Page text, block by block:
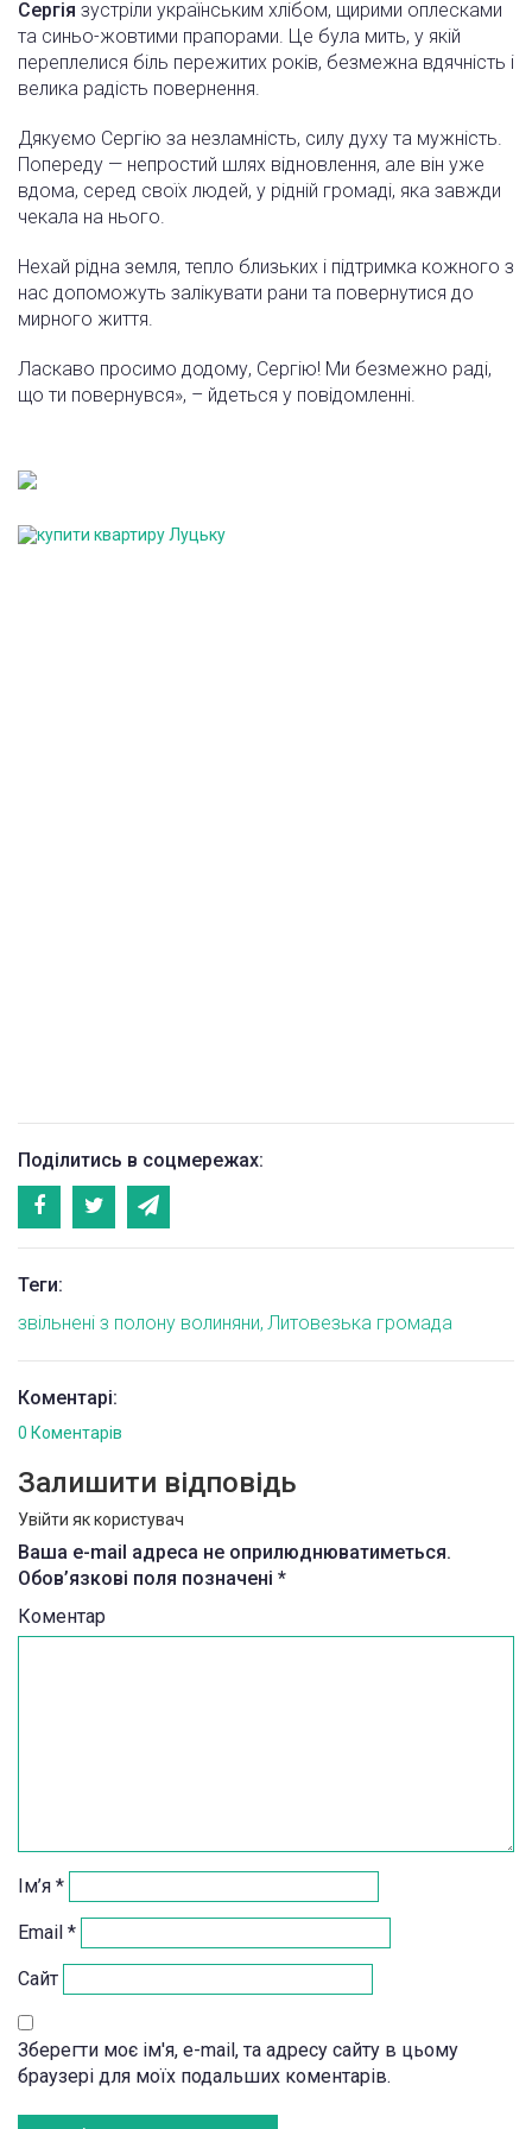
Сергія зустріли українським хлібом, щирими оплесками
та синьо-жовтими прапорами. Це була мить, у якій
переплелися біль пережитих років, безмежна вдячність і
велика радість повернення.
Дякуємо Сергію за незламність, силу духу та мужність.
Попереду — непростий шлях відновлення, але він уже
вдома, серед своїх людей, у рідній громаді, яка завжди
чекала на нього.
Нехай рідна земля, тепло близьких і підтримка кожного з
нас допоможуть залікувати рани та повернутися до
мирного життя.
Ласкаво просимо додому, Сергію! Ми безмежно раді,
що ти повернувся», – йдеться у повідомленні.
Поділитись в соцмережах:
Теги:
звільнені з полону волиняни Литовезька громада
Коментарі:
0 Коментарів
Залишити відповідь
Увійти як користувач
Ваша e-mail адреса не оприлюднюватиметься.
Обов’язкові поля позначені *
Коментар
Ім’я *
Email *
Сайт
Зберегти моє ім'я, e-mail, та адресу сайту в цьому
браузері для моїх подальших коментарів.